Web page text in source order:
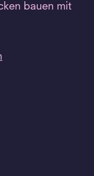
bauen mit